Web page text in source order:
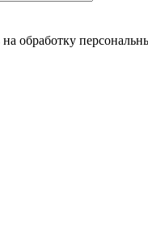
обработку